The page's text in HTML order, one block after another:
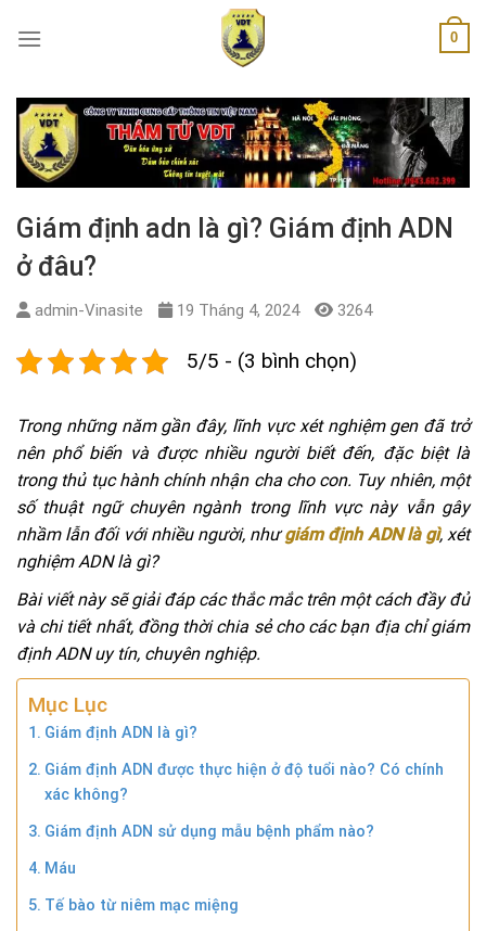
0
Giám định adn là gì? Giám định ADN
ở đâu?
admin-Vinasite 19 Tháng 4, 2024 3264
5/5 - (3 bình chọn)
Trong những năm gần đây, lĩnh vực xét nghiệm gen đã trở
nên phổ biến và được nhiều người biết đến, đặc biệt là
trong thủ tục hành chính nhận cha cho con. Tuy nhiên, một
số thuật ngữ chuyên ngành trong lĩnh vực này vẫn gây
nhầm lẫn đối với nhiều người, nhưgiám định ADN là gì, xét
nghiệm ADN là gì?
Bài viết này sẽ giải đáp các thắc mắc trên một cách đầy đủ
và chi tiết nhất, đồng thời chia sẻ cho các bạn địa chỉ giám
định ADN uy tín, chuyên nghiệp.
Mục Lục
Giám định ADN là gì?
Giám định ADN được thực hiện ở độ tuổi nào? Có chính
xác không?
Giám định ADN sử dụng mẫu bệnh phẩm nào?
Máu
Tế bào từ niêm mạc miệng